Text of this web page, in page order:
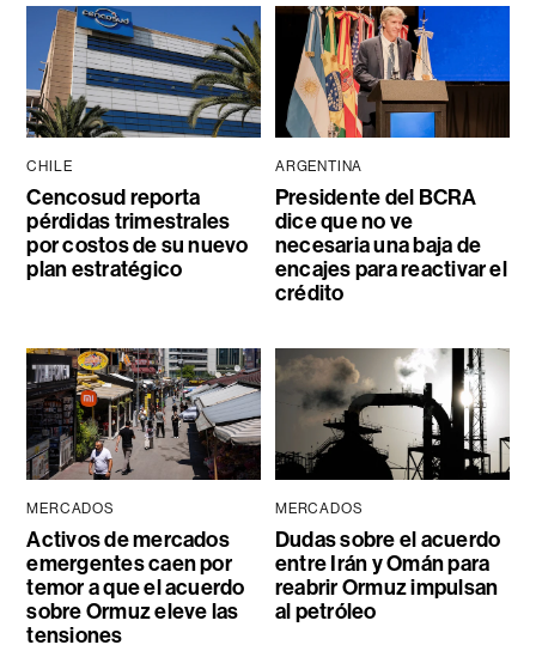
CHILE
Cencosud reporta
pérdidas trimestrales
por costos de su nuevo
plan estratégico
ARGENTINA
Presidente del BCRA
dice que no ve
necesaria una baja de
encajes para reactivar el
crédito
MERCADOS
Activos de mercados
emergentes caen por
temor a que el acuerdo
sobre Ormuz eleve las
tensiones
MERCADOS
Dudas sobre el acuerdo
entre Irán y Omán para
reabrir Ormuz impulsan
al petróleo